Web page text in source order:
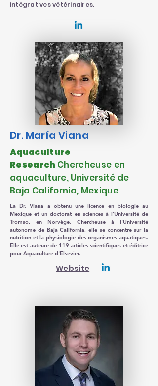
intégratives vétérinaires.
Dr. María Viana
Aquaculture
Research Chercheuse en
aquaculture, Université de
Baja California, Mexique
La Dr. Viana a obtenu une licence en biologie au
Mexique et un doctorat en sciences à l'Université de
Tromso, en Norvège. Chercheuse à l'Université
autonome de Baja California, elle se concentre sur la
nutrition et la physiologie des organismes aquatiques.
Elle est auteure de 119 articles scientifiques et éditrice
pour Aquaculture d'Elsevier.
Website